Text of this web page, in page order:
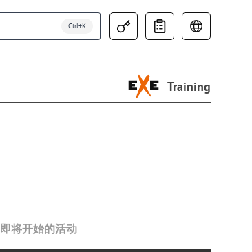
Training
2013 2012
即将开始的活动